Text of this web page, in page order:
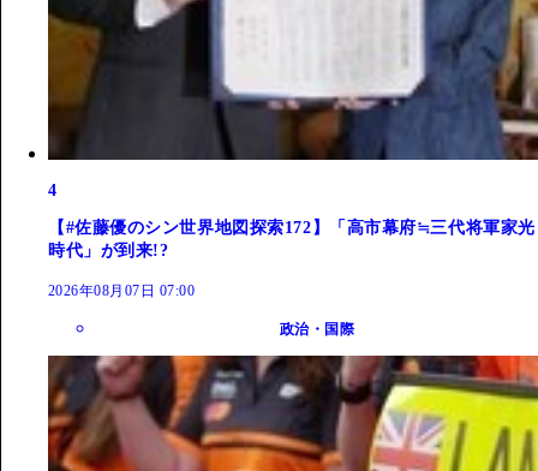
4
【#佐藤優のシン世界地図探索172】「高市幕府≒三代将軍家光
時代」が到来!?
2026年08月07日 07:00
政治・国際